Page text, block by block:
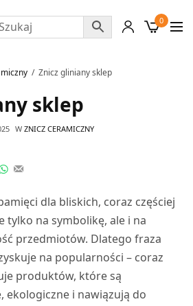
0
Znicz gliniany sklep
sklep
W ZNICZ CERAMICZNY
dla bliskich, coraz częściej
tylko na symbolikę, ale i na
przedmiotów. Dlatego fraza
na popularności – coraz
produktów, które są
ekologiczne i nawiązują do